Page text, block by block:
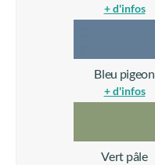
+ d'infos
Bleu pigeon
+ d'infos
Vert pâle